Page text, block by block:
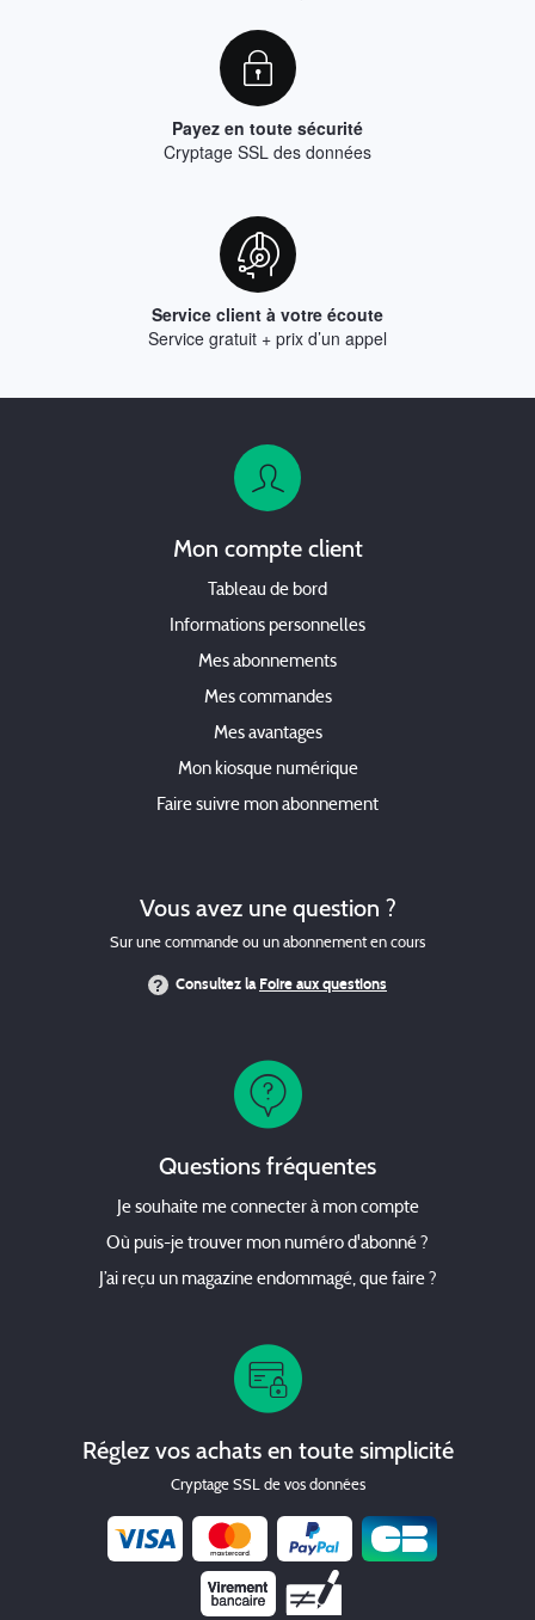
Payez en toute sécurité
Cryptage SSL des données
Service client à votre écoute
Service gratuit + prix d’un appel
Mon compte client
Tableau de bord
Informations personnelles
Mes abonnements
Mes commandes
Mes avantages
Mon kiosque numérique
Faire suivre mon abonnement
Vous avez une question ?
Sur une commande ou un abonnement en cours
Consultez laFoire aux questions
Questions fréquentes
Je souhaite me connecter à mon compte
Où puis-je trouver mon numéro d'abonné ?
J’ai reçu un magazine endommagé, que faire ?
Réglez vos achats en toute simplicité
Cryptage SSL de vos données
Chèque